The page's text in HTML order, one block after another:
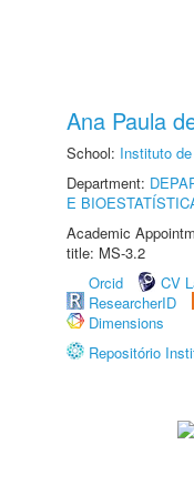
Ana Paula
School: Instituto
Department:
E
Academic
title: MS-3.2
Orcid
CV
ResearcherID
Dimensions
Repositório